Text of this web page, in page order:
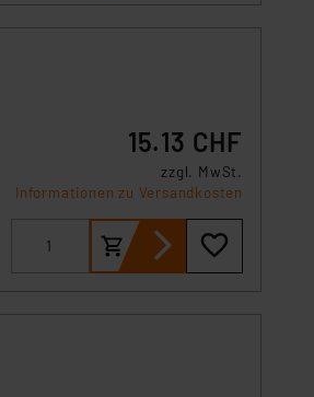
15.13 CHF
zzgl. MwSt.
Informationen zu Versandkosten